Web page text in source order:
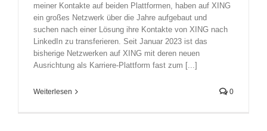
meiner Kontakte auf beiden Plattformen, haben auf XING
ein großes Netzwerk über die Jahre aufgebaut und
suchen nach einer Lösung ihre Kontakte von XING nach
LinkedIn zu transferieren. Seit Januar 2023 ist das
bisherige Netzwerken auf XING mit deren neuen
Ausrichtung als Karriere-Plattform fast zum [...]
Weiterlesen 0